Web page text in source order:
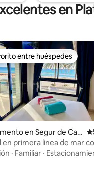
en
entre huéspedes preferido
entre huéspedes
en Segur de Cala
en primera linea de mar
· Familiar ·